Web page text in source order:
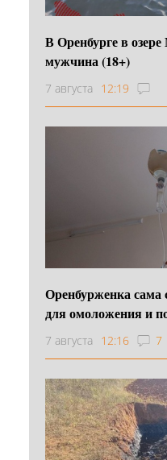
В Оренбурге в
мужчина (18+)
7 августа 12:19
Оренбурженка сама
для омоложения и
7 августа 12:16 7